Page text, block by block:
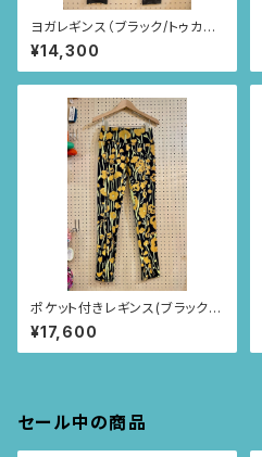
ヨガレギンス（ブラック/トゥカン
柄)
¥14,300
ポケット付きレギンス(ブラック×
イエロー/ポピー柄)
¥17,600
セール中の商品